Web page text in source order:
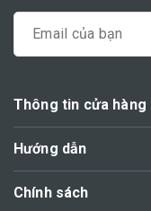
Thông tin cửa hàng
Hướng dẫn
Chính sách